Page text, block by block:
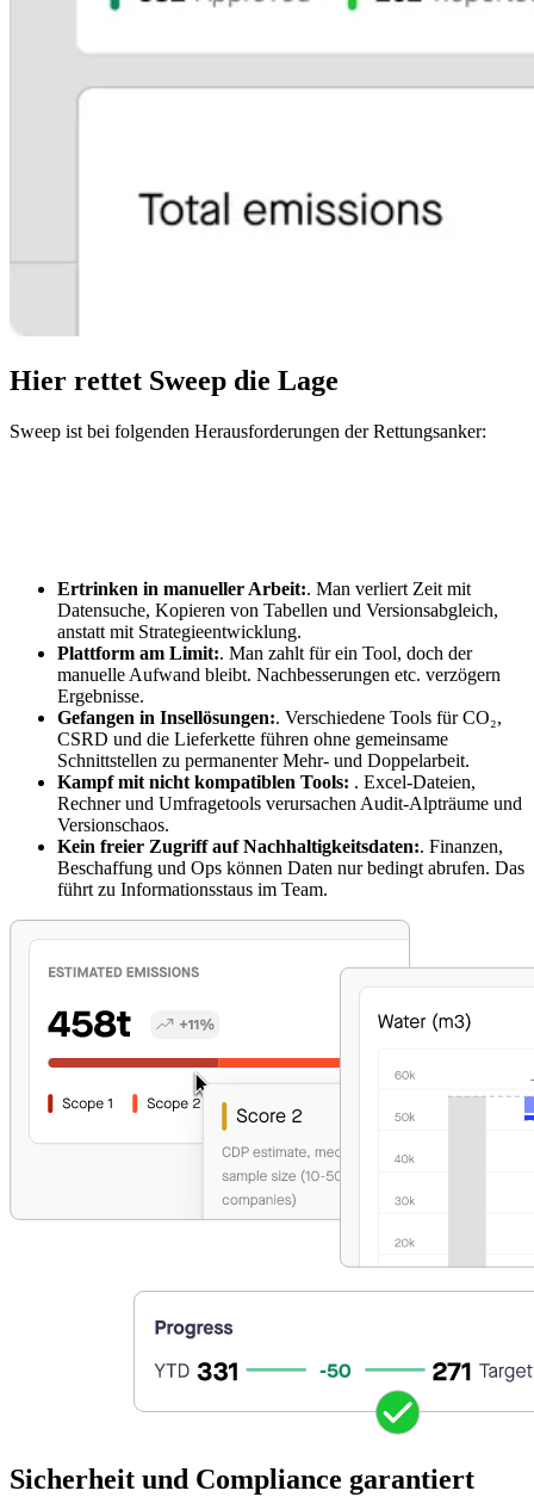
Hier rettet Sweep die Lage
Sweep ist bei folgenden Herausforderungen der Rettungsanker:
Ertrinken in manueller Arbeit:. Man verliert Zeit mit
Datensuche, Kopieren von Tabellen und Versionsabgleich,
anstatt mit Strategieentwicklung.
Plattform am Limit:. Man zahlt für ein Tool, doch der
manuelle Aufwand bleibt. Nachbesserungen etc. verzögern
Ergebnisse.
Gefangen in Insellösungen:. Verschiedene Tools für CO₂,
CSRD und die Lieferkette führen ohne gemeinsame
Schnittstellen zu permanenter Mehr- und Doppelarbeit.
Kampf mit nicht kompatiblen Tools: . Excel-Dateien,
Rechner und Umfragetools verursachen Audit-Alpträume und
Versionschaos.
Kein freier Zugriff auf Nachhaltigkeitsdaten:. Finanzen,
Beschaffung und Ops können Daten nur bedingt abrufen. Das
führt zu Informationsstaus im Team.
Sicherheit und Compliance garantiert